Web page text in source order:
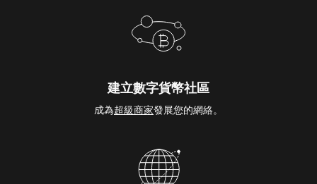
建立數字貨幣社區
成為超級商家發展您的網絡。